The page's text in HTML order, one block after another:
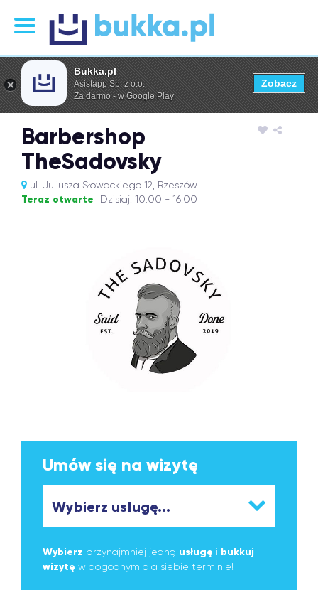
Barbershop
TheSadovsky
ul. Juliusza Słowackiego 12, Rzeszów
Teraz otwarte Dzisiaj: 10:00 - 16:00
Umów się na wizytę
Wybierz przynajmniej jedną usługę i bukkuj
wizytę w dogodnym dla siebie terminie!
Bukka.pl
Asistapp Sp. z o.o.
Za darmo - w Google Play
Zobacz